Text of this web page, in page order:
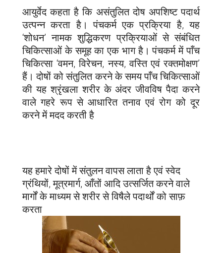
आयुर्वेद कहता है कि असंतुलित दोष अपशिष्ट पदार्थ
उत्पन्न करता है। पंचकर्म एक प्रक्रिया है, यह
‘शोधन’ नामक शुद्धिकरण प्रक्रियाओं से संबंधित
चिकित्साओं के समूह का एक भाग है। पंचकर्म में पाँच
चिकित्सा ‘वमन, विरेचन, नस्य, वस्ति एवं रक्तमोक्षण’
हैं। दोषों को संतुलित करने के समय पाँच चिकित्साओं
की यह श्रृंखला शरीर के अंदर जीवविष पैदा करने
वाले गहरे रूप से आधारित तनाव एवं रोग को दूर
करने में मदद करती है
यह हमारे दोषों में संतुलन वापस लाता है एवं स्वेद
ग्रंथियों, मूत्रमार्ग, आँतों आदि उत्सर्जित करने वाले
मार्गों के माध्यम से शरीर से विषैले पदार्थों को साफ़
करता